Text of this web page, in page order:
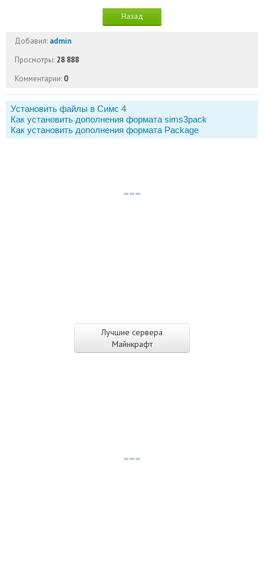
Лучшие сервера
Майнкрафт
Назад
Добавил: admin
Просмотры: 28 888
Комментарии: 0
Установить файлы в Симс 4
Как установить дополнения формата sims3pack
Как установить дополнения формата Package